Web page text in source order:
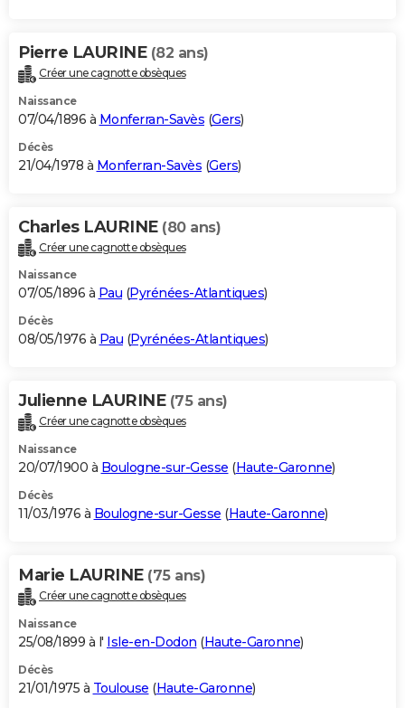
Pierre LAURINE (82 ans)
Créer une cagnotte obsèques
Naissance
07/04/1896 à Monferran-Savès (Gers)
Décès
21/04/1978 à Monferran-Savès (Gers)
Charles LAURINE (80 ans)
Créer une cagnotte obsèques
Naissance
07/05/1896 à Pau (Pyrénées-Atlantiques)
Décès
08/05/1976 à Pau (Pyrénées-Atlantiques)
Julienne LAURINE (75 ans)
Créer une cagnotte obsèques
Naissance
20/07/1900 à Boulogne-sur-Gesse (Haute-Garonne)
Décès
11/03/1976 à Boulogne-sur-Gesse (Haute-Garonne)
Marie LAURINE (75 ans)
Créer une cagnotte obsèques
Naissance
25/08/1899 à l' Isle-en-Dodon (Haute-Garonne)
Décès
21/01/1975 à Toulouse (Haute-Garonne)